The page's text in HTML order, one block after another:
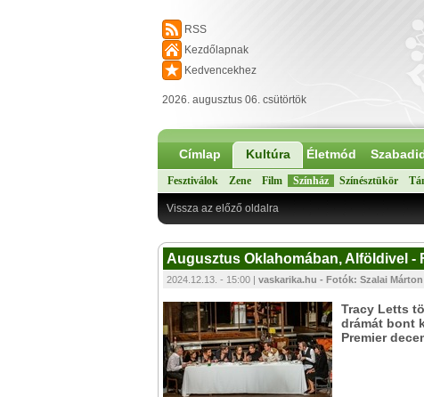
RSS
Kezdőlapnak
Kedvencekhez
2026. augusztus 06. csütörtök
Címlap Kultúra Életmód
Fesztiválok Zene Film Színház Színésztükör
Vissza az előző oldalra
Augusztus Oklahomában, Alföldivel -
2024.12.13. - 15:00 | vaskarika.hu - Fotók: Szalai Márton
Tracy Letts
drámát bont
Premier